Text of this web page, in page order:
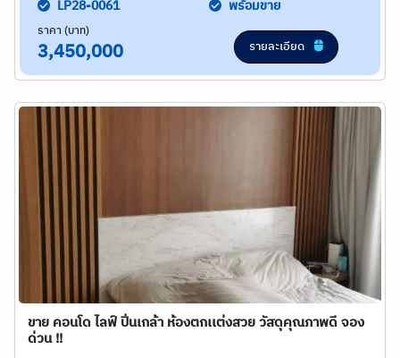
LP28-0061 พร้อมขาย
ราคา (บาท)
3,450,000 รายละเอียด
ขาย คอนโด ไลฟ์ ปิ่นเกล้า ห้องตกเเต่งสวย วัสดุคุณภาพดี จอง
ด่วน !!